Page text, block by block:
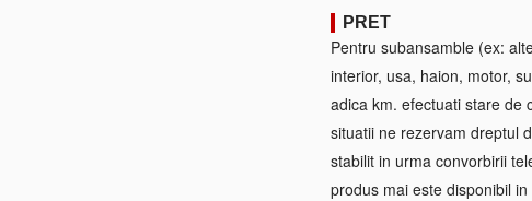
PRET
Pentru subansamble (ex:
interior, usa, haion, motor,
adica km. efectuati stare de
situatii ne rezervam dreptul
stabilit in urma convorbirii
produs mai este disponibil in